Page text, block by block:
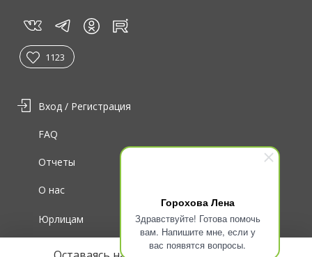
Горохова Лена
Здравствуйте! Готова помочь
вам. Напишите мне, если у
вас появятся вопросы.
vk tg in rt
1123
Вход / Регистрация
Для волонтеров
Юрлицам
О нас
Отчеты
FAQ